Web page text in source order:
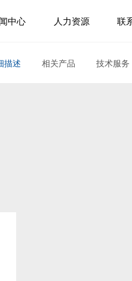
中心 人力资源 联
描述 相关产品 技术服务